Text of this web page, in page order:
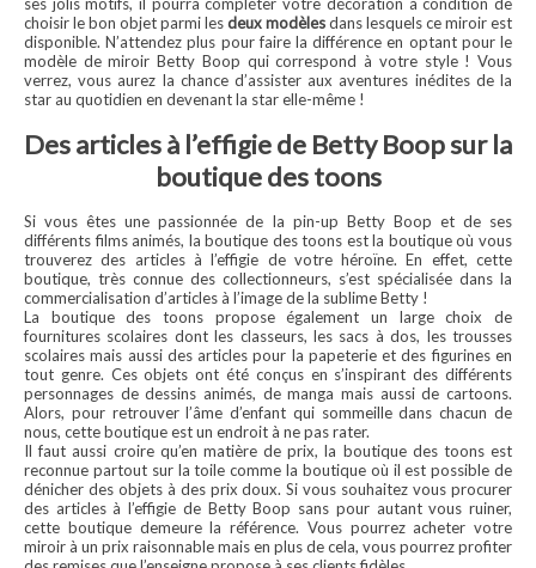
choisir le bon objet parmi lesdeux modèlesdans lesquels ce miroir est
disponible. N’attendez plus pour faire la différence en optant pour le
modèle de miroir Betty Boop qui correspond à votre style ! Vous
verrez, vous aurez la chance d’assister aux aventures inédites de la
star au quotidien en devenant la star elle-même !
Des articles à l’effigie de Betty Boop sur la
boutique des toons
Si vous êtes une passionnée de la pin-up Betty Boop et de ses
différents films animés, la boutique des toons est la boutique où vous
trouverez des articles à l’effigie de votre héroïne. En effet, cette
boutique, très connue des collectionneurs, s’est spécialisée dans la
commercialisation d’articles à l’image de la sublime Betty !
La boutique des toons propose également un large choix de
fournitures scolaires dont les classeurs, les sacs à dos, les trousses
scolaires mais aussi des articles pour la papeterie et des figurines en
tout genre. Ces objets ont été conçus en s’inspirant des différents
personnages de dessins animés, de manga mais aussi de cartoons.
Alors, pour retrouver l’âme d’enfant qui sommeille dans chacun de
nous, cette boutique est un endroit à ne pas rater.
Il faut aussi croire qu’en matière de prix, la boutique des toons est
reconnue partout sur la toile comme la boutique où il est possible de
dénicher des objets à des prix doux. Si vous souhaitez vous procurer
des articles à l’effigie de Betty Boop sans pour autant vous ruiner,
cette boutique demeure la référence. Vous pourrez acheter votre
miroir à un prix raisonnable mais en plus de cela, vous pourrez profiter